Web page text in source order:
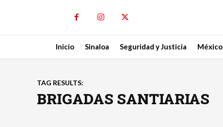
Inicio Sinaloa Seguridad y Justicia México
TAG RESULTS:
BRIGADAS SANTIARIAS